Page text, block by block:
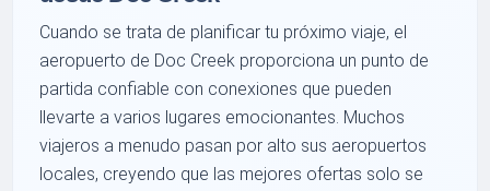
Cuando se trata de planificar tu próximo viaje, el
aeropuerto de Doc Creek proporciona un punto de
partida confiable con conexiones que pueden
llevarte a varios lugares emocionantes. Muchos
viajeros a menudo pasan por alto sus aeropuertos
locales, creyendo que las mejores ofertas solo se